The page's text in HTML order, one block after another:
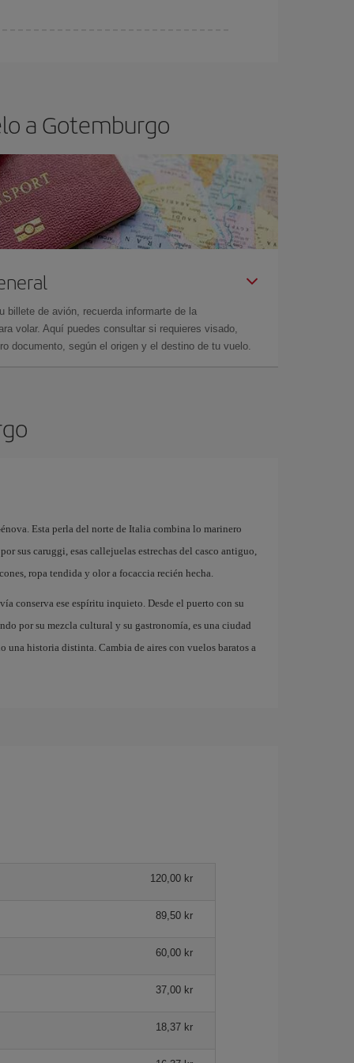
a Gotemburgo
billete de avión, recuerda informarte de la
volar. Aquí puedes consultar si requieres visado,
documento, según el origen y el destino de tu vuelo.
Esta perla del norte de Italia combina lo marinero
sus caruggi, esas callejuelas estrechas del casco antiguo,
ropa tendida y olor a focaccia recién hecha.
conserva ese espíritu inquieto. Desde el puerto con su
por su mezcla cultural y su gastronomía, es una ciudad
una historia distinta. Cambia de aires con vuelos baratos a
120,00 kr
89,50 kr
60,00 kr
37,00 kr
18,37 kr